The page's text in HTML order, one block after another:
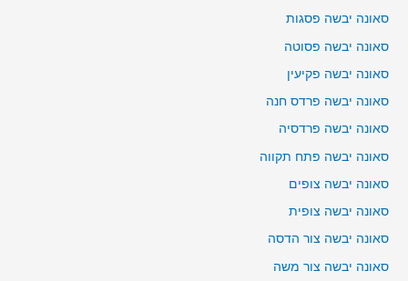
סאונה יבשה פסגות
סאונה יבשה פסוטה
סאונה יבשה פקיעין
סאונה יבשה פרדס חנה
סאונה יבשה פרדסיה
סאונה יבשה פתח תקווה
סאונה יבשה צופים
סאונה יבשה צופית
סאונה יבשה צור הדסה
סאונה יבשה צור משה